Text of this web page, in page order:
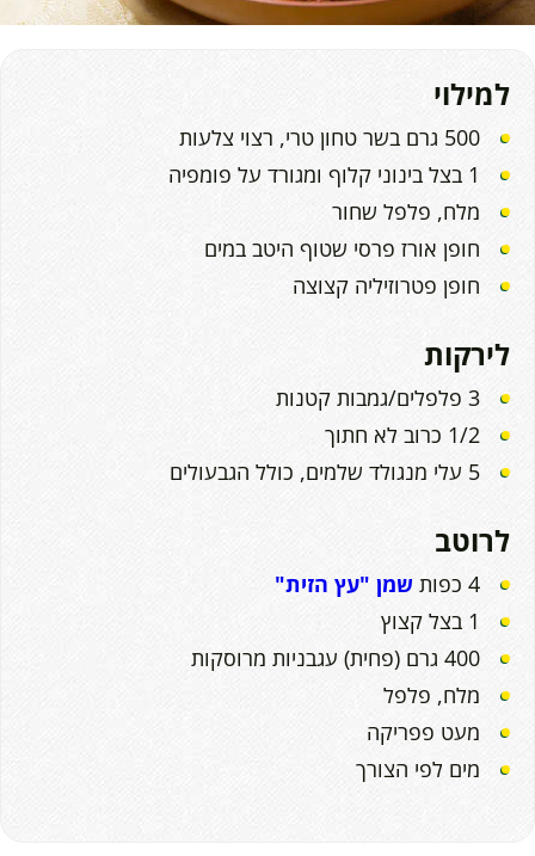
למילוי
500 גרם בשר טחון טרי, רצוי צלעות
1 בצל בינוני קלוף ומגורד על פומפיה
מלח, פלפל שחור
חופן אורז פרסי שטוף היטב במים
חופן פטרוזיליה קצוצה
לירקות
3 פלפלים/גמבות קטנות
1/2 כרוב לא חתוך
5 עלי מנגולד שלמים, כולל הגבעולים
לרוטב
4 כפות
שמן "עץ הזית"
1 בצל קצוץ
400 גרם (פחית) עגבניות מרוסקות
מלח, פלפל
מעט פפריקה
מים לפי הצורך